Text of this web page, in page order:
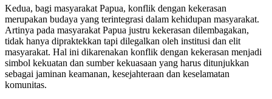
Kedua, bagi masyarakat Papua, konflik dengan kekerasan
merupakan budaya yang terintegrasi dalam kehidupan masyarakat.
Artinya pada masyarakat Papua justru kekerasan dilembagakan,
tidak hanya dipraktekkan tapi dilegalkan oleh institusi dan elit
masyarakat. Hal ini dikarenakan konflik dengan kekerasan menjadi
simbol kekuatan dan sumber kekuasaan yang harus ditunjukkan
sebagai jaminan keamanan, kesejahteraan dan keselamatan
komunitas.